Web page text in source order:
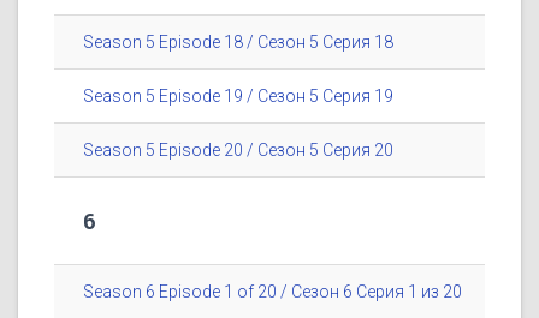
Season 5 Episode 18 / Сезон 5 Серия 18
Season 5 Episode 19 / Сезон 5 Серия 19
Season 5 Episode 20 / Сезон 5 Серия 20
6
Season 6 Episode 1 of 20 / Сезон 6 Серия 1 из 20